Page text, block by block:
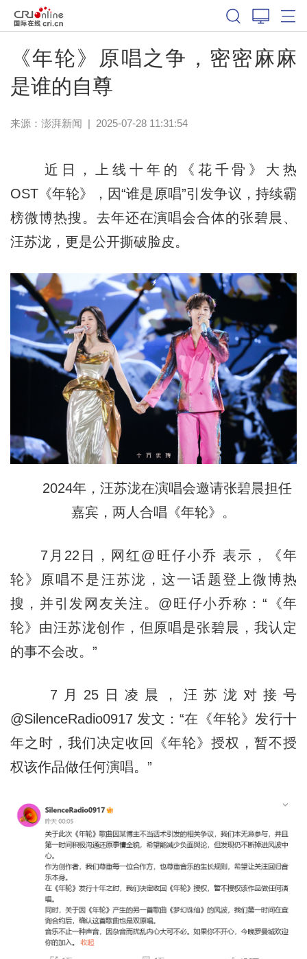
《年轮》原唱之争，密密麻麻
是谁的自尊
来源： 澎湃新闻 | 2025-07-28 11:31:54
近日，上线十年的《花千骨》大热
OST《年轮》，因“谁是原唱”引发争议，持续霸
榜微博热搜。去年还在演唱会合体的张碧晨、
汪苏泷，更是公开撕破脸皮。
2024年，汪苏泷在演唱会邀请张碧晨担任
嘉宾，两人合唱《年轮》。
7月22日，网红@旺仔小乔 表示，《年
轮》原唱不是汪苏泷，这一话题登上微博热
搜，并引发网友关注。@旺仔小乔称：“《年
轮》由汪苏泷创作，但原唱是张碧晨，我认定
的事不会改。”
7月25日凌晨，汪苏泷对接号
@SilenceRadio0917 发文：“在《年轮》发行十
年之时，我们决定收回《年轮》授权，暂不授
权该作品做任何演唱。”